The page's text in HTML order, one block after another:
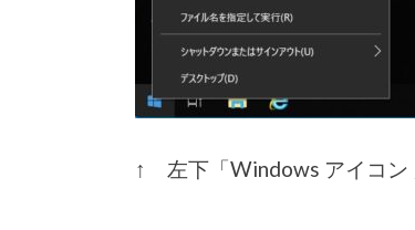
↑ 左下「Windows アイコン